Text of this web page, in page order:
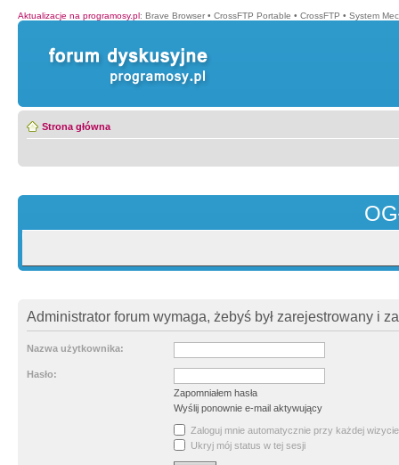
Aktualizacje na programosy.pl: Brave Browser • CrossFTP Portable • CrossFTP • System
Strona główna
Administrator forum wymaga, żebyś był zarejestrowany i
Nazwa użytkownika:
Hasło:
Zapomniałem hasła
Wyślij ponownie e-mail aktywujący
Zaloguj mnie automatycznie przy każdej wizycie
Ukryj mój status w tej sesji